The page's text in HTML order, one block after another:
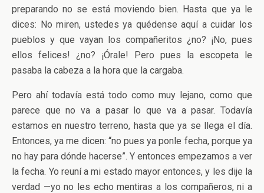
preparando no se está moviendo bien. Hasta que ya le
dices: No miren, ustedes ya quédense aquí a cuidar los
pueblos y que vayan los compañeritos ¿no? ¡No, pues
ellos felices! ¿no? ¡Órale! Pero pues la escopeta le
pasaba la cabeza a la hora que la cargaba.
Pero ahí todavía está todo como muy lejano, como que
parece que no va a pasar lo que va a pasar. Todavía
estamos en nuestro terreno, hasta que ya se llega el día.
Entonces, ya me dicen: “no pues ya ponle fecha, porque ya
no hay para dónde hacerse”. Y entonces empezamos a ver
la fecha. Yo reuní a mi estado mayor entonces, y les dije la
verdad —yo no les echo mentiras a los compañeros, ni a